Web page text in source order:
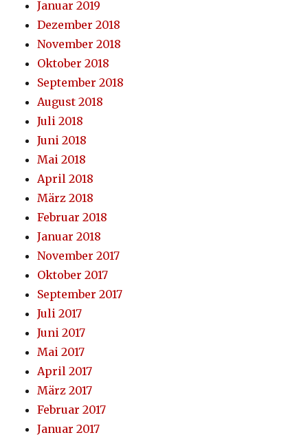
Januar 2019
Dezember 2018
November 2018
Oktober 2018
September 2018
August 2018
Juli 2018
Juni 2018
Mai 2018
April 2018
März 2018
Februar 2018
Januar 2018
November 2017
Oktober 2017
September 2017
Juli 2017
Juni 2017
Mai 2017
April 2017
März 2017
Februar 2017
Januar 2017